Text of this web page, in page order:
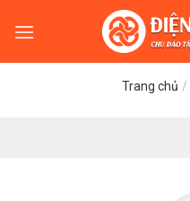
Trang chủ /